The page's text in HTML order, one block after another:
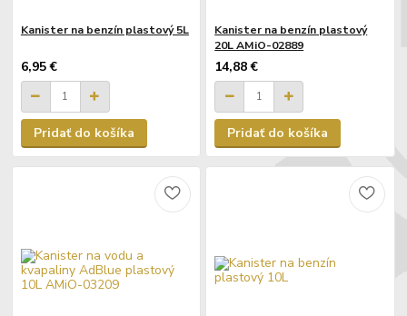
Kanister na benzín plastový 5L
6,95 €
Pridať do košíka
Kanister na benzín plastový
20L AMiO-02889
14,88 €
Pridať do košíka